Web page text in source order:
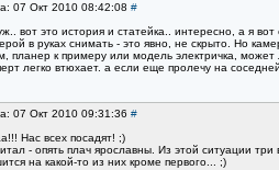
07 Окт 2010 08:42:08 #
вот это история и статейка.. интересно, а я
в руках снимать - это явно, не скрыто. Но
планер к примеру или модель электричка,
легко втюхает. а если еще пролечу на
07 Окт 2010 09:31:36 #
Нас всех посадят! ;)
- опять плач ярославны. Из этой ситуации
на какой-то из них кроме первого... ;)